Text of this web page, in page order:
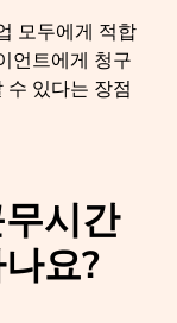
모두에게 적합
언트에게 청구
있다는 장점
시간
요?